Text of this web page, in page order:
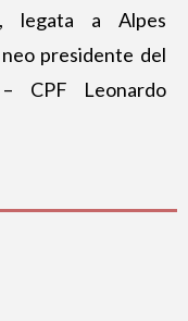
legata a Alpes
presidente del
CPF Leonardo